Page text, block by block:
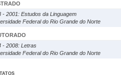
- 2001: Estudos da Linguagem
Federal do Rio Grande do Norte
- 2008: Letras
Federal do Rio Grande do Norte